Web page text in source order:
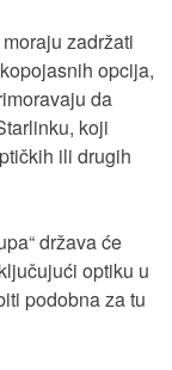
zadržati
opcija,
da
koji
ili drugih
država će
optiku u
podobna za tu